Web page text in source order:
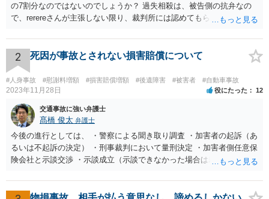
の7割分なのではないのでしょうか？ 過失相殺は、被告側の抗弁なの
で、rerereさんが主張しない限り、裁判所には認めてもらえません。
のように主張する必要があります。 ＞2、毎月数千円の支払いを認め
てもらえない場合はどうなるのでしょうか？ 判決→強制執行という流
れになると思います。 ＞3、仮執行と言う事は保護費を差押えられる
のでしょうか？ 口座に残高がない場合、動産執行などもされるのでし
ょうか？ 保護費自体は差し押さえることが出来ませんが、保護費が入
金される口座は特に差押えが禁止されているわけではないので、差押
えを受けてしまう可能性はあります。 なお、動産執行については、換
価可能なものがなければ不奏功に終わると思います。
2 死因が事故とされない損害賠償について
#人身事故 #慰謝料増額 #損害賠償増額 #後遺障害 #被害者 #自動車事故
2023年11月28日 役にたった 12
交通事故に強い弁護士
髙橋 俊太 弁護士
今後の進行としては、 ・警察による聞き取り調査 ・加害者の起訴（あ
るいは不起訴の決定） ・刑事裁判において量刑決定 ・加害者側任意保
険会社と示談交渉 ・示談成立（示談できなかった場合は裁判） となり
加害者に対する処罰感情など尋ねられるはずですので、率直にお答え
になるとよいと思います。